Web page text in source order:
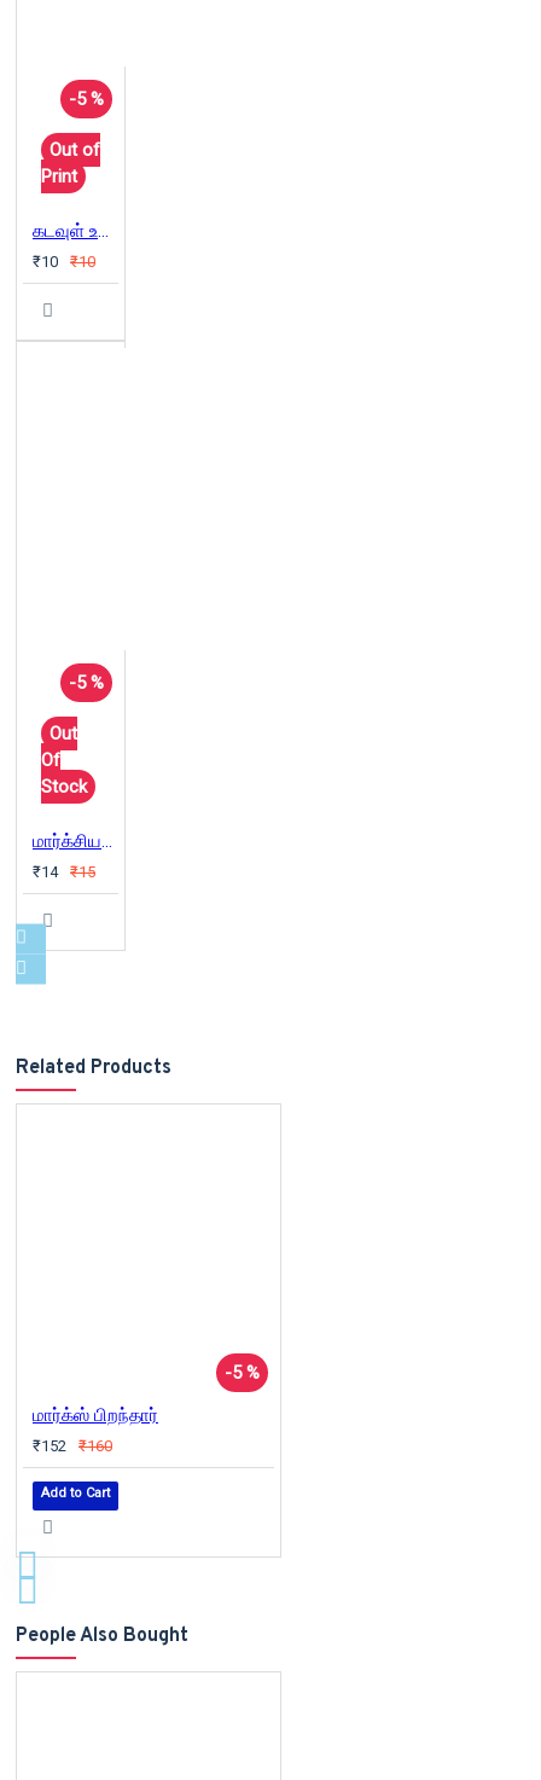
-5 %
Out of
Print
கடவுள் உண்டா? இல்லையா?
₹10 ₹10
-5 %
Out
Of
Stock
மார்க்சியத்தின் இன்றைய தேவை
₹14 ₹15
Related Products
-5 %
மார்க்ஸ் பிறந்தார்
₹152 ₹160
Add to Cart
People Also Bought